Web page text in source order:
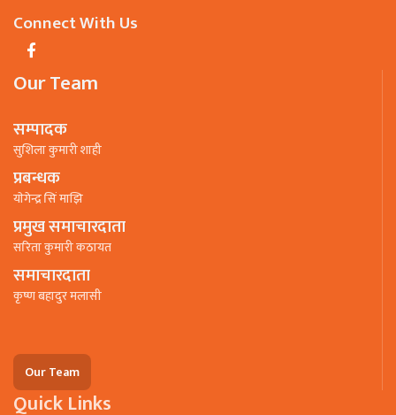
Connect With Us
Our Team
सम्पादक
सुशिला कुमारी शाही
प्रबन्धक
याेगेन्द्र सिं माझि
प्रमुख समाचारदाता
सरिता कुमारी कठायत
समाचारदाता
कृष्ण बहादुर मलासी
Our Team
Quick Links